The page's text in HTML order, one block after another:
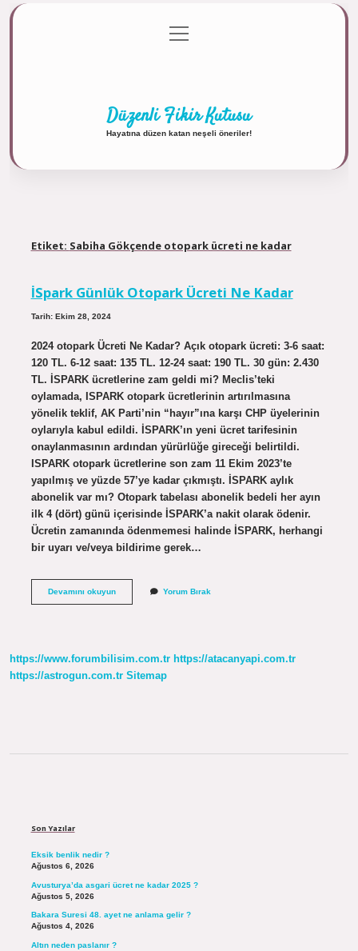
Gizlilik Politikası
menüyü
aç
Düzenli Fikir Kutusu
Hayatına düzen katan neşeli öneriler!
Etiket: Sabiha Gökçende otopark ücreti ne kadar
İSpark Günlük Otopark Ücreti Ne Kadar
Tarih: Ekim 28, 2024
2024 otopark Ücreti Ne Kadar? Açık otopark ücreti: 3-6 saat:
120 TL. 6-12 saat: 135 TL. 12-24 saat: 190 TL. 30 gün: 2.430
TL. İSPARK ücretlerine zam geldi mi? Meclis’teki
oylamada, ISPARK otopark ücretlerinin artırılmasına
yönelik teklif, AK Parti’nin “hayır”ına karşı CHP üyelerinin
oylarıyla kabul edildi. İSPARK’ın yeni ücret tarifesinin
onaylanmasının ardından yürürlüğe gireceği belirtildi.
ISPARK otopark ücretlerine son zam 11 Ekim 2023’te
yapılmış ve yüzde 57’ye kadar çıkmıştı. İSPARK aylık
abonelik var mı? Otopark tabelası abonelik bedeli her ayın
ilk 4 (dört) günü içerisinde İSPARK’a nakit olarak ödenir.
Ücretin zamanında ödenmemesi halinde İSPARK, herhangi
bir uyarı ve/veya bildirime gerek…
Devamını okuyunİSpark
Yorum Bırak
https://www.forumbilisim.com.tr https://atacanyapi.com.tr
https://astrogun.com.tr Sitemap
Son Yazılar
Eksik benlik nedir ?
Ağustos 6, 2026
Avusturya’da asgari ücret ne kadar 2025 ?
Ağustos 5, 2026
Bakara Suresi 48. ayet ne anlama gelir ?
Ağustos 4, 2026
Altın neden paslanır ?